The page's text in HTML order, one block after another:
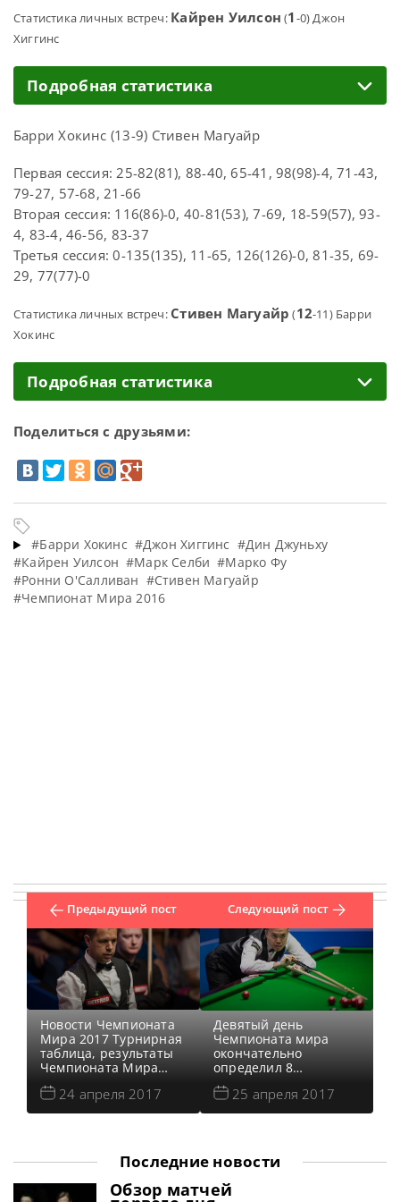
Статистика личных встреч: Кайрен Уилсон (1-0) Джон
Хиггинс
Подробная статистика
Барри Хокинс (13-9) Стивен Магуайр
Первая сессия: 25-82(81), 88-40, 65-41, 98(98)-4, 71-43,
79-27, 57-68, 21-66
Вторая сессия: 116(86)-0, 40-81(53), 7-69, 18-59(57), 93-
4, 83-4, 46-56, 83-37
Третья сессия: 0-135(135), 11-65, 126(126)-0, 81-35, 69-
29, 77(77)-0
Статистика личных встреч: Стивен Магуайр (12-11) Барри
Хокинс
Подробная статистика
Поделиться с друзьями:
#Барри Хокинс #Джон Хиггинс #Дин Джуньху
#Кайрен Уилсон #Марк Селби #Марко Фу
#Ронни О'Салливан #Стивен Магуайр
#Чемпионат Мира 2016
Предыдущий пост
Новости Чемпионата
Мира 2017 Турнирная
таблица, результаты
Чемпионата Мира
2017 Результаты
квалификации
Чемпионата Мира
Чемпионата Мира
2017 Видео матча
Марк Селби — Сяо
Годун Первая сессия
24 апреля 2017
Следующий пост
Девятый день
Чемпионата мира
окончательно
определил 8
снукеристов, которые
постараются дойти до
финала и забрать
недостающие три
игрока. Новости
Чемпионата Мира
25 апреля 2017
Последние новости
Обзор матчей